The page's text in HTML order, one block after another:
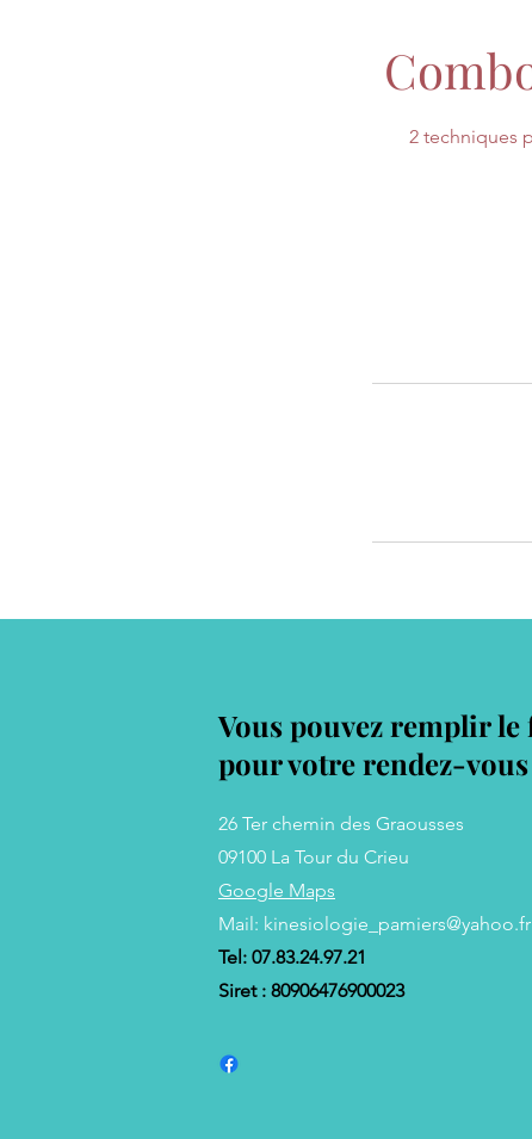
2 techniques
Vous pouvez remplir
pour votre rendez-
26 Ter chemin des Graousses
09100 La Tour du Crieu
Google Maps
Mail: kinesiologie_pamiers@yahoo.fr
Tel: 07.83.24.97.21
Siret : 80906476900023